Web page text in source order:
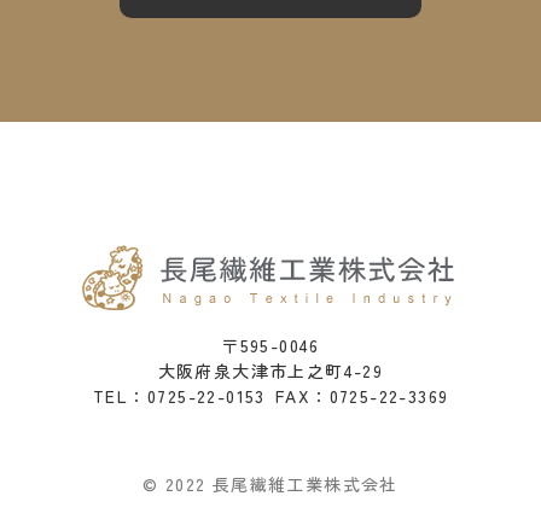
〒595-0046
大阪府泉大津市上之町4-29
TEL： 0725-22-0153 FAX：0725-22-3369
© 2022 長尾繊維工業株式会社